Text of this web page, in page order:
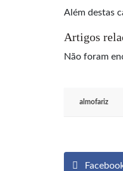
Além destas
Artigos
Não foram
almofariz